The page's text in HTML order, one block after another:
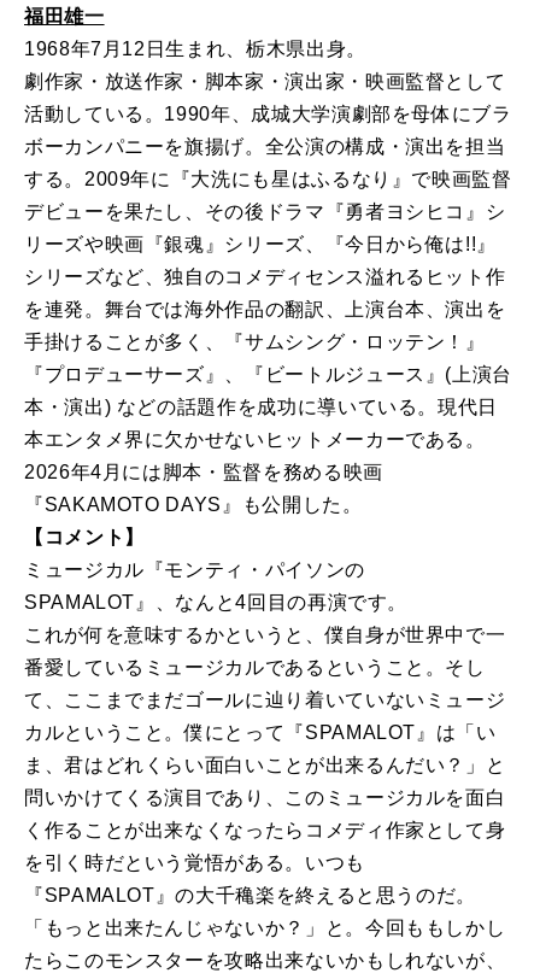
福田雄一
1968年7月12日生まれ、栃木県出身。
劇作家・放送作家・脚本家・演出家・映画監督として
活動している。1990年、成城大学演劇部を母体にブラ
ボーカンパニーを旗揚げ。全公演の構成・演出を担当
する。2009年に『大洗にも星はふるなり』で映画監督
デビューを果たし、その後ドラマ『勇者ヨシヒコ』シ
リーズや映画『銀魂』シリーズ、『今日から俺は!!』
シリーズなど、独自のコメディセンス溢れるヒット作
を連発。舞台では海外作品の翻訳、上演台本、演出を
手掛けることが多く、『サムシング・ロッテン！』
『プロデューサーズ』、『ビートルジュース』(上演台
本・演出) などの話題作を成功に導いている。現代日
本エンタメ界に欠かせないヒットメーカーである。
2026年4月には脚本・監督を務める映画
『SAKAMOTO DAYS』も公開した。
【コメント】
ミュージカル『モンティ・パイソンの
SPAMALOT』、なんと4回目の再演です。
これが何を意味するかというと、僕自身が世界中で一
番愛しているミュージカルであるということ。そし
て、ここまでまだゴールに辿り着いていないミュージ
カルということ。僕にとって『SPAMALOT』は「い
ま、君はどれくらい面白いことが出来るんだい？」と
問いかけてくる演目であり、このミュージカルを面白
く作ることが出来なくなったらコメディ作家として身
を引く時だという覚悟がある。いつも
『SPAMALOT』の大千穐楽を終えると思うのだ。
「もっと出来たんじゃないか？」と。今回ももしかし
たらこのモンスターを攻略出来ないかもしれないが、